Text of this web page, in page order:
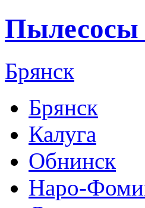
Пылесосы
Брянск
Брянск
Калуга
Обнинск
Наро-